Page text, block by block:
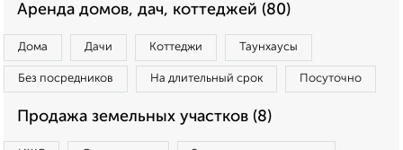
Аренда домов, дач, коттеджей (80)
Дома Дачи Коттеджи Таунхаусы
Без посредников На длительный срок Посуточно
Продажа земельных участков (8)